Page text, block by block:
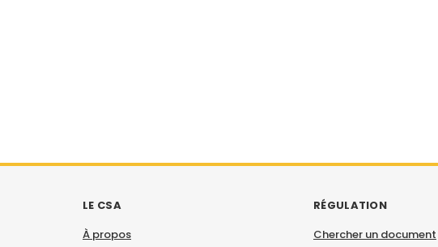
LE CSA
À propos
RÉGULATION
Chercher un document